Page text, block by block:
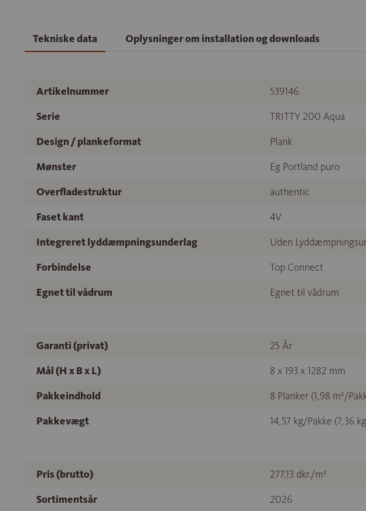
Tekniske data Oplysninger om installation og downloads
Artikelnummer
539146
Serie
TRITTY 200 Aqua
Design / plankeformat
Plank
Mønster
Eg Portland puro
Overfladestruktur
authentic
Faset kant
4V
Integreret lyddæmpningsunderlag
Uden
Forbindelse
Top Connect
Egnet til vådrum
Egnet til vådrum
Garanti (privat)
25 År
Mål (H x B x L)
8 x 193 x 1282 mm
Pakkeindhold
8 Planker (1,98 m²/
Pakkevægt
14,57 kg/Pakke (7,36
Pris (brutto)
277,13 dkr./m²
Sortimentsår
2026